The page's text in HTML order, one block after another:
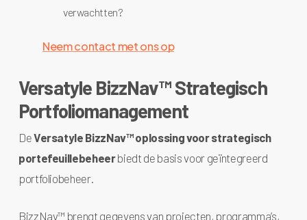
verwachtten?
Neem contact met ons op
Versatyle BizzNav™ Strategisch
Portfoliomanagement
DeVersatyle BizzNav™ oplossing voor strategisch
portefeuillebeheerbiedt de basis voor geïntegreerd
portfoliobeheer.
BizzNav™ brengt gegevens van projecten, programma’s,